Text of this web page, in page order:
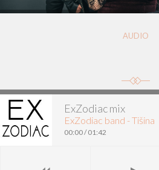
AUDIO
REPERTOAR
KONTAKT
AUDIO
ExZodiac mix
ExZodiac band - Tišina
00:00/01:42